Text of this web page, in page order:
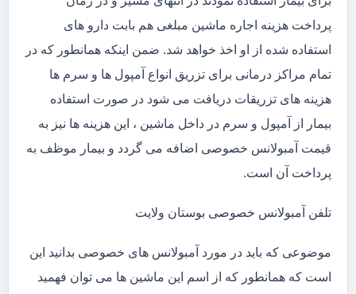
پرداخت هزینه اجاره ماشین مبلغی هم بابت دارو های
استفاده شده از او اخذ خواهد شد. ضمن اینکه همانطور که در
تمام مراکز درمانی برای تزریق انواع آمپول ها و سرم ها
هزینه های تزریقات دریافت می شود در صورت استفاده
بیمار از آمپول و سرم در داخل ماشین ، این هزینه ها نیز به
قیمت آمبولانس خصوصی اضافه می گردد و بیمار موظف به
پرداخت آن است.
تلفن آمبولانس خصوصی بوستان ولایت
موضوعی که باید در مورد آمبولانس های خصوصی بدانید این
است که همانطور که از اسم این ماشین ها می توان فهمید